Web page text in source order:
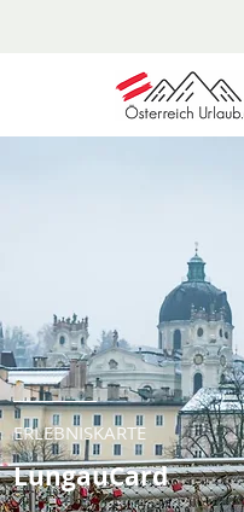
ERLEBNISKARTE
LungauCard